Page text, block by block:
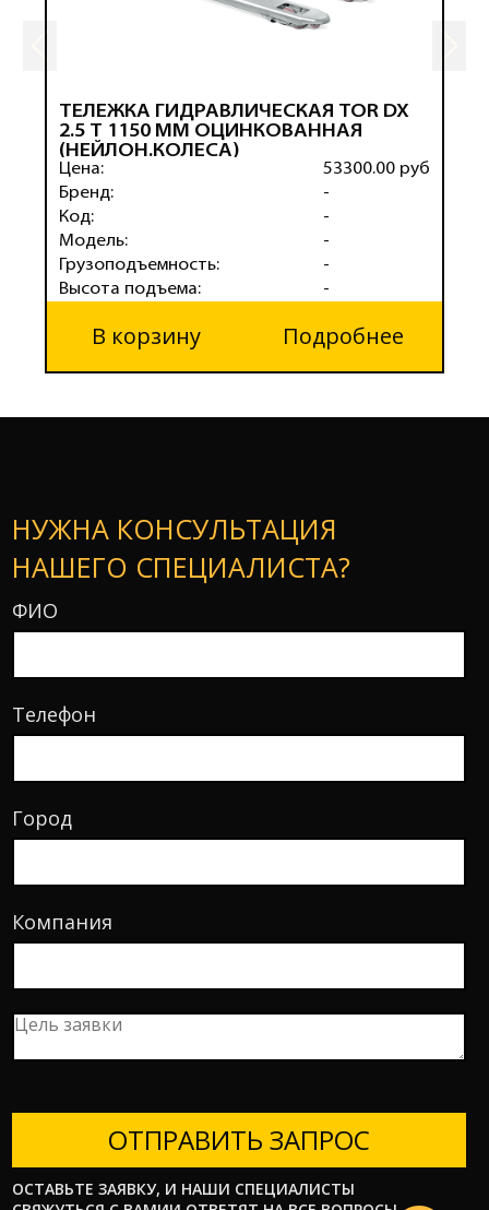
ТЕЛЕЖКА ГИДРАВЛИЧЕСКАЯ TOR DX
2.5 Т 1150 ММ ОЦИНКОВАННАЯ
(НЕЙЛОН.КОЛЕСА)
Цена:
Бренд:
Код:
Модель:
Грузоподъемность:
Высота подъема:
53300.00 руб
-
-
-
-
-
В корзину Подробнее
НУЖНА КОНСУЛЬТАЦИЯ
НАШЕГО СПЕЦИАЛИСТА?
ФИО
Телефон
Город
Компания
ОТПРАВИТЬ ЗАПРОС
ОСТАВЬТЕ ЗАЯВКУ, И НАШИ СПЕЦИАЛИСТЫ